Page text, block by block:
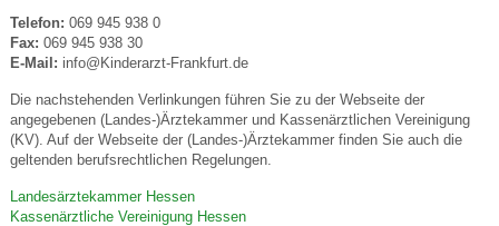
Telefon: 069 945 938 0
Fax: 069 945 938 30
E-Mail: info@Kinderarzt-Frankfurt.de
Die nachstehenden Verlinkungen führen Sie zu der Webseite der
angegebenen (Landes-)Ärztekammer und Kassenärztlichen Vereinigung
(KV). Auf der Webseite der (Landes-)Ärztekammer finden Sie auch die
geltenden berufsrechtlichen Regelungen.
Landesärztekammer Hessen
Kassenärztliche Vereinigung Hessen